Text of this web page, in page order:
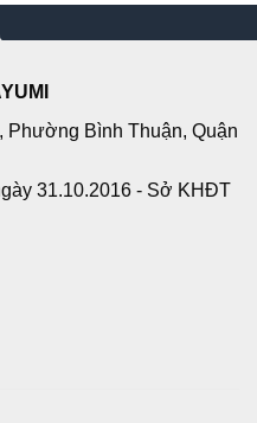
Phường Bình Thuận, Quận
31.10.2016 - Sở KHĐT